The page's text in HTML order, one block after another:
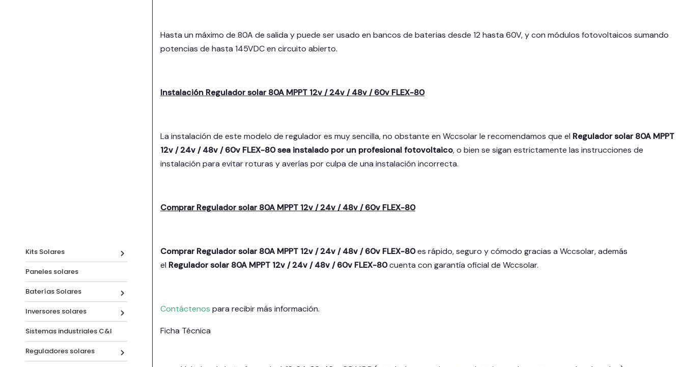
Kits Solares
Paneles solares
Baterías Solares
Inversores solares
Sistemas industriales C&I
Reguladores solares
Hasta un máximo de 80A de salida y puede ser usado en bancos de baterias desde 12 hasta 60V, y con módulos fotovoltaicos sumando
potencias de hasta 145VDC en circuito abierto.
Instalación Regulador solar 80A MPPT 12v / 24v / 48v / 60v FLEX-80
La instalación de este modelo de regulador es muy sencilla, no obstante en Wccsolar le recomendamos que el Regulador solar 80A MPPT
12v / 24v / 48v / 60v FLEX-80 sea instalado por un profesional fotovoltaico, o bien se sigan estrictamente las instrucciones de
instalación para evitar roturas y averías por culpa de una instalación incorrecta.
Comprar Regulador solar 80A MPPT 12v / 24v / 48v / 60v FLEX-80
Comprar Regulador solar 80A MPPT 12v / 24v / 48v / 60v FLEX-80es rápido, seguro y cómodo gracias a Wccsolar, además
el Regulador solar 80A MPPT 12v / 24v / 48v / 60v FLEX-80cuenta con garantía oficial de Wccsolar.
Contáctenos para recibir más información.
Ficha Técnica